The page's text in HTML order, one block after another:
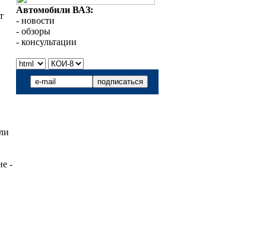
-
Автомобили ВАЗ:
- новости
- обзоры
- консультации